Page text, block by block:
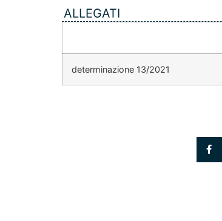
ALLEGATI
determinazione 13/2021